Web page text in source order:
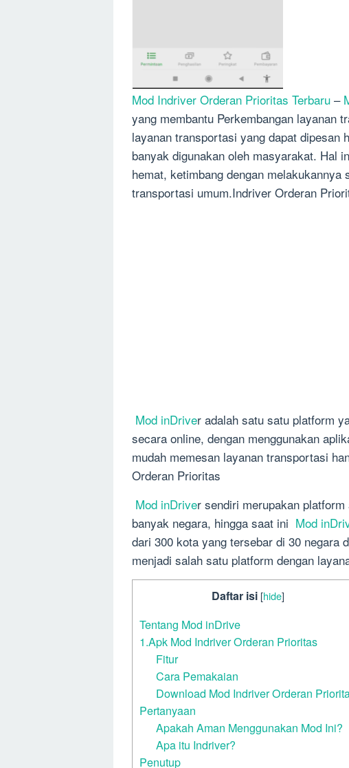
Mod Indriver Orderan Prioritas Terbaru –
yang membantu Perkembangan layanan
layanan transportasi yang dapat dipesan
banyak digunakan oleh masyarakat. Hal
hemat, ketimbang dengan
transportasi umum.Indriver Orderan
Mod inDriver adalah satu satu platform
secara online, dengan menggunakan
mudah memesan layanan transportasi
Orderan Prioritas
Mod inDriver sendiri merupakan
banyak negara, hingga saat ini Mod
dari 300 kota yang tersebar di 30 negara
menjadi salah satu platform dengan
Daftar isi [hide]
Tentang Mod inDrive
1.Apk Mod Indriver Orderan Prioritas
Fitur
Cara Pemakaian
Download Mod Indriver Orderan
Pertanyaan
Apakah Aman Menggunakan Mod Ini?
Apa itu Indriver?
Penutup